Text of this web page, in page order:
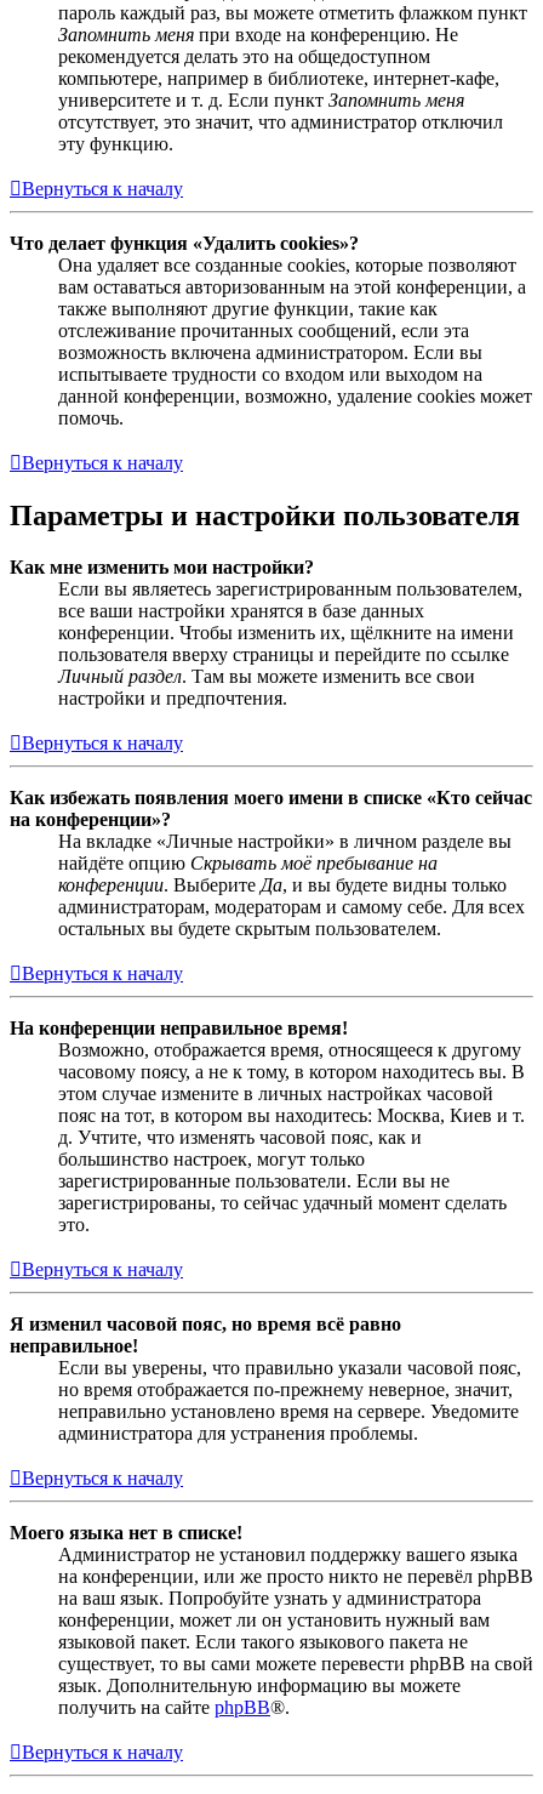
пароль каждый раз, вы можете отметить флажком пункт
Запомнить меня при входе на конференцию. Не
рекомендуется делать это на общедоступном
компьютере, например в библиотеке, интернет-кафе,
университете и т. д. Если пункт Запомнить меня
отсутствует, это значит, что администратор отключил
эту функцию.
Вернуться к началу
Что делает функция «Удалить cookies»?
Она удаляет все созданные cookies, которые позволяют
вам оставаться авторизованным на этой конференции, а
также выполняют другие функции, такие как
отслеживание прочитанных сообщений, если эта
возможность включена администратором. Если вы
испытываете трудности со входом или выходом на
данной конференции, возможно, удаление cookies может
помочь.
Вернуться к началу
Параметры и настройки пользователя
Как мне изменить мои настройки?
Если вы являетесь зарегистрированным пользователем,
все ваши настройки хранятся в базе данных
конференции. Чтобы изменить их, щёлкните на имени
пользователя вверху страницы и перейдите по ссылке
Личный раздел. Там вы можете изменить все свои
настройки и предпочтения.
Вернуться к началу
Как избежать появления моего имени в списке «Кто сейчас
на конференции»?
На вкладке «Личные настройки» в личном разделе вы
найдёте опцию Скрывать моё пребывание на
конференции. Выберите Да, и вы будете видны только
администраторам, модераторам и самому себе. Для всех
остальных вы будете скрытым пользователем.
Вернуться к началу
На конференции неправильное время!
Возможно, отображается время, относящееся к другому
часовому поясу, а не к тому, в котором находитесь вы. В
этом случае измените в личных настройках часовой
пояс на тот, в котором вы находитесь: Москва, Киев и т.
д. Учтите, что изменять часовой пояс, как и
большинство настроек, могут только
зарегистрированные пользователи. Если вы не
зарегистрированы, то сейчас удачный момент сделать
это.
Вернуться к началу
Я изменил часовой пояс, но время всё равно
неправильное!
Если вы уверены, что правильно указали часовой пояс,
но время отображается по-прежнему неверное, значит,
неправильно установлено время на сервере. Уведомите
администратора для устранения проблемы.
Вернуться к началу
Моего языка нет в списке!
Администратор не установил поддержку вашего языка
на конференции, или же просто никто не перевёл phpBB
на ваш язык. Попробуйте узнать у администратора
конференции, может ли он установить нужный вам
языковой пакет. Если такого языкового пакета не
существует, то вы сами можете перевести phpBB на свой
язык. Дополнительную информацию вы можете
получить на сайте phpBB®.
Вернуться к началу